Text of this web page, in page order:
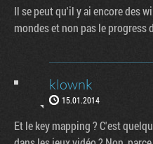
Il se peut qu'il y ai encore des
mondes et non pas le progress
klownk
15.01.2014
Et le key mapping ? C'est